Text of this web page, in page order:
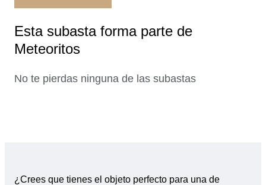
Esta subasta forma parte de
Meteoritos
No te pierdas ninguna de las subastas
¿Crees que tienes el objeto perfecto para una de